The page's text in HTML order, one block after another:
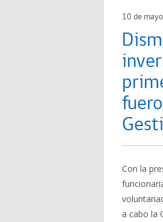
10 de
Con la
a cabo la